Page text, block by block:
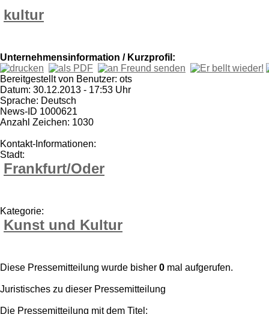
kultur
Unternehmensinformation / Kurzprofil:
Bereitgestellt von Benutzer: ots
Datum: 30.12.2013 - 17:53 Uhr
Sprache: Deutsch
News-ID 1000621
Anzahl Zeichen: 1030
Kontakt-Informationen:
Stadt:
Frankfurt/Oder
Kategorie:
Kunst und Kultur
Diese Pressemitteilung wurde bisher 0 mal aufgerufen.
Juristisches zu dieser Pressemitteilung
Die Pressemitteilung mit dem Titel: